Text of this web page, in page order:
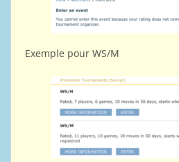
Exemple pour WS/M